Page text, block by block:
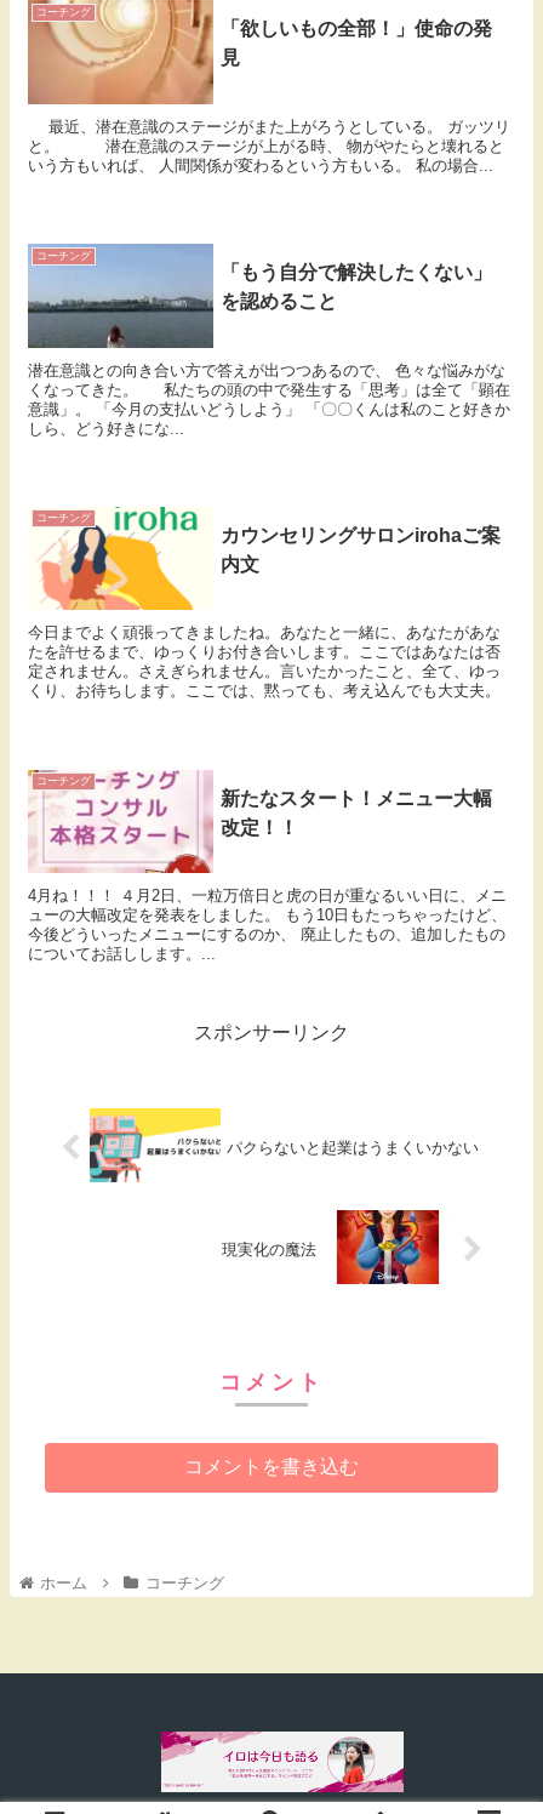
コーチング
「欲しいもの全部！」使命の発
見
最近、潜在意識のステージがまた上がろうとしている。 ガッツリ
と。 潜在意識のステージが上がる時、 物がやたらと壊れると
いう方もいれば、 人間関係が変わるという方もいる。 私の場合...
コーチング
「もう自分で解決したくない」
を認めること
潜在意識との向き合い方で答えが出つつあるので、 色々な悩みがな
くなってきた。 私たちの頭の中で発生する「思考」は全て「顕在
意識」。 「今月の支払いどうしよう」 「〇〇くんは私のこと好きか
しら、どう好きにな...
コーチング
カウンセリングサロンirohaご案
内文
今日までよく頑張ってきましたね。あなたと一緒に、あなたがあな
たを許せるまで、ゆっくりお付き合いします。ここではあなたは否
定されません。さえぎられません。言いたかったこと、全て、ゆっ
くり、お待ちします。ここでは、黙っても、考え込んでも大丈夫。
コーチング
新たなスタート！メニュー大幅
改定！！
4月ね！！！ ４月2日、一粒万倍日と虎の日が重なるいい日に、メニ
ューの大幅改定を発表をしました。 もう10日もたっちゃったけど、
今後どういったメニューにするのか、 廃止したもの、追加したもの
についてお話しします。...
スポンサーリンク
パクらないと起業はうまくいかない
現実化の魔法
コメント
コメントを書き込む
ホーム コーチング